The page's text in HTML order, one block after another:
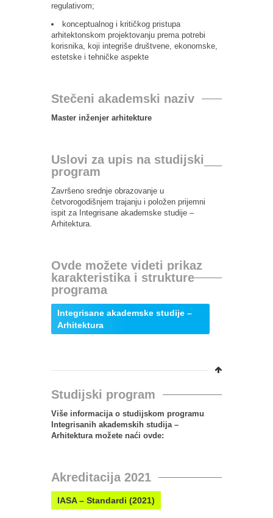
regulativom;
konceptualnog i kritičkog pristupa
arhitektonskom projektovanju prema potrebi
korisnika, koji integriše društvene, ekonomske,
estetske i tehničke aspekte
Stečeni akademski naziv
Master inženjer arhitekture
Uslovi za upis na studijski
program
Završeno srednje obrazovanje u
četvorogodišnjem trajanju i položen prijemni
ispit za Integrisane akademske studije –
Arhitektura.
Ovde možete videti prikaz
karakteristika i strukture
programa
Integrisane akademske studije –
Arhitektura
Studijski program
Više informacija o studijskom programu
Integrisanih akademskih studija –
Arhitektura možete naći ovde:
Akreditacija 2021
IASA – Standardi (2021)